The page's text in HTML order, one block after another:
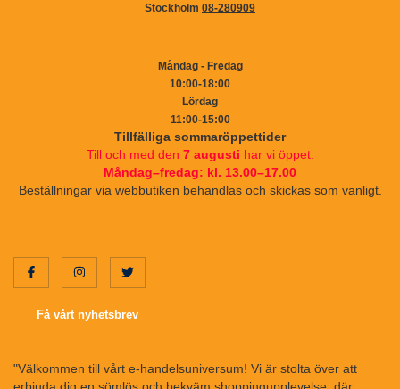
Stockholm 08-280909
Måndag - Fredag
10:00-18:00
Lördag
11:00-15:00
Tillfälliga sommaröppettider
Till och med den 7 augusti har vi öppet:
Måndag–fredag: kl. 13.00–17.00
Beställningar via webbutiken behandlas och skickas som vanligt.
Få vårt nyhetsbrev
"Välkommen till vårt e-handelsuniversum! Vi är stolta över att
erbjuda dig en sömlös och bekväm shoppingupplevelse, där